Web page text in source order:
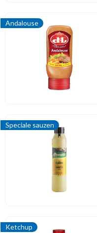
Andalouse
Speciale sauzen
Ketchup